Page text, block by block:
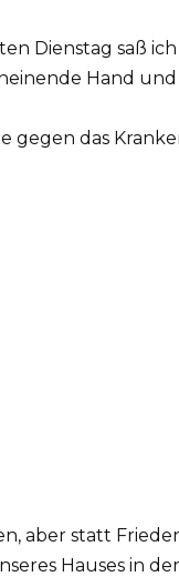
Dienstag saß
Hand
gegen das
aber statt
Hauses in